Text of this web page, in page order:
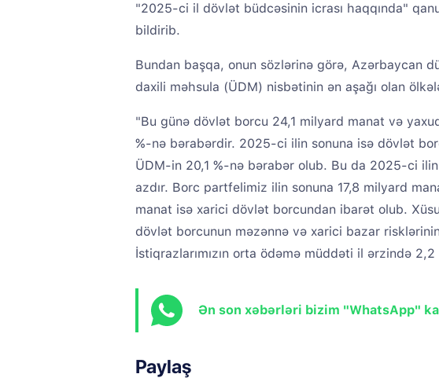
"2025-ci il dövlət büdcəsinin icrası haqqında"
bildirib.
Bundan başqa, onun sözlərinə görə, Azərbaycan
daxili məhsula (ÜDM) nisbətinin ən aşağı olan
"Bu günə dövlət borcu 24,1 milyard manat və
%-nə bərabərdir. 2025-ci ilin sonuna isə dövlət
ÜDM-in 20,1 %-nə bərabər olub. Bu da 2025-ci
azdır. Borc partfelimiz ilin sonuna 17,8 milyard
manat isə xarici dövlət borcundan ibarət olub.
dövlət borcunun məzənnə və xarici bazar
İstiqrazlarımızın orta ödəmə müddəti il ərzində
Ən son xəbərləri bizim "WhatsApp"
Paylaş